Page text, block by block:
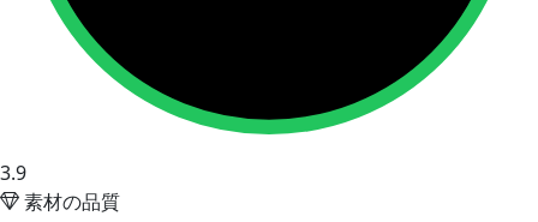
3.9
素材の品質